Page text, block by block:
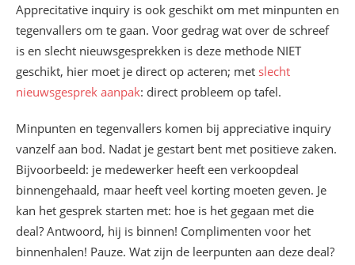
Apprecitative inquiry is ook geschikt om met minpunten en
tegenvallers om te gaan. Voor gedrag wat over de schreef
is en slecht nieuwsgesprekken is deze methode NIET
geschikt, hier moet je direct op acteren; met slecht
nieuwsgesprek aanpak: direct probleem op tafel.
Minpunten en tegenvallers komen bij appreciative inquiry
vanzelf aan bod. Nadat je gestart bent met positieve zaken.
Bijvoorbeeld: je medewerker heeft een verkoopdeal
binnengehaald, maar heeft veel korting moeten geven. Je
kan het gesprek starten met: hoe is het gegaan met die
deal? Antwoord, hij is binnen! Complimenten voor het
binnenhalen! Pauze. Wat zijn de leerpunten aan deze deal?